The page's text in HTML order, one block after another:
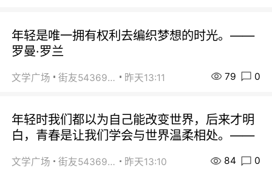
年轻是唯一拥有权利去编织梦想的时光。——
罗曼·罗兰
文学广场 街友54369822 昨天13:11 79 0
年轻时我们都以为自己能改变世界，后来才明
白，青春是让我们学会与世界温柔相处。——
文学广场 街友54369822 昨天13:10 84 0